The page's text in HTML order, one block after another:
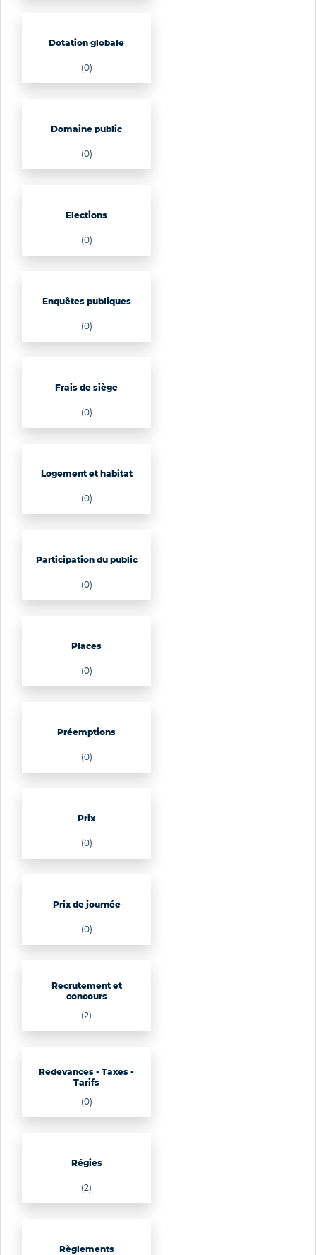
Dotation globale
(0)
Domaine public
(0)
Elections
(0)
Enquêtes publiques
(0)
Frais de siège
(0)
Logement et habitat
(0)
Participation du public
(0)
Places
(0)
Préemptions
(0)
Prix
(0)
Prix de journée
(0)
Recrutement et
concours
(2)
Redevances - Taxes -
Tarifs
(0)
Régies
(2)
Règlements